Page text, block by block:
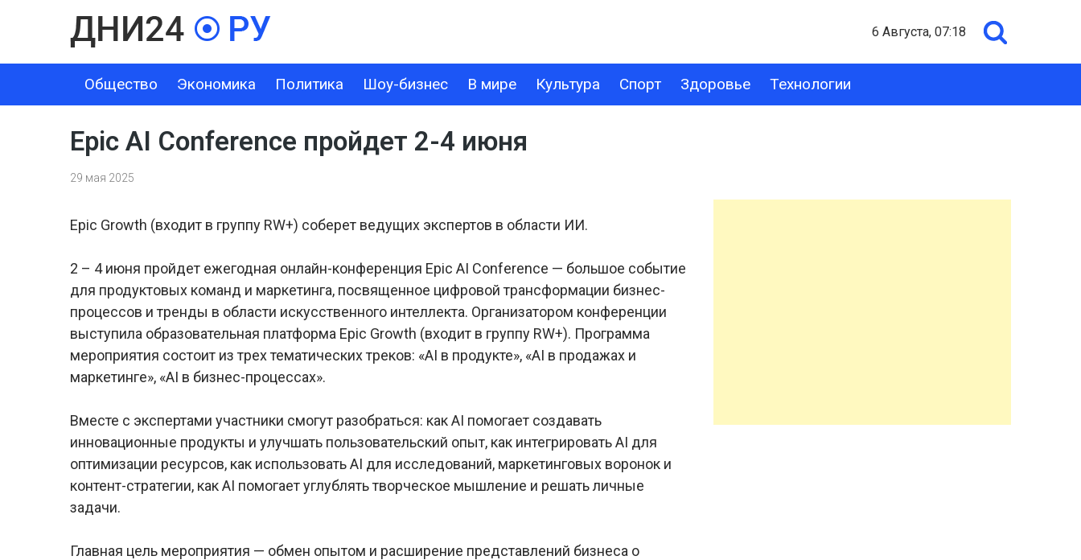
6 Августа, 07:18
Общество Экономика Политика Шоу-бизнес В мире Культура Спорт Здоровье Технологии
ЭКОНОМИКА ПОЛИТИКА ШОУ-БИЗНЕС В МИРЕ КУЛЬТУРА СПОРТ ЗДОРОВЬЕ ТЕХНОЛОГИИ
Epic AI Conference пройдет 2-4 июня
29 мая 2025
Epic Growth (входит в группу RW+) соберет ведущих экспертов в области ИИ.
2 – 4 июня пройдет ежегодная онлайн-конференция Epic AI Conference — большое событие
для продуктовых команд и маркетинга, посвященное цифровой трансформации бизнес-
процессов и тренды в области искусственного интеллекта. Организатором конференции
выступила образовательная платформа Epic Growth (входит в группу RW+). Программа
мероприятия состоит из трех тематических треков: «AI в продукте», «AI в продажах и
маркетинге», «AI в бизнес-процессах».
Вместе с экспертами участники смогут разобраться: как AI помогает создавать
инновационные продукты и улучшать пользовательский опыт, как интегрировать AI для
оптимизации ресурсов, как использовать AI для исследований, маркетинговых воронок и
контент-стратегии, как AI помогает углублять творческое мышление и решать личные
задачи.
Главная цель мероприятия — обмен опытом и расширение представлений бизнеса о